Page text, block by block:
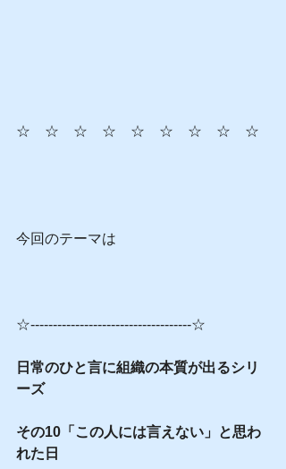
☆　☆　☆　☆　☆　☆　☆　☆　☆
今回のテーマは
☆------------------------------------☆
日常のひと言に組織の本質が出るシリ
ーズ
その10「この人には言えない」と思わ
れた日